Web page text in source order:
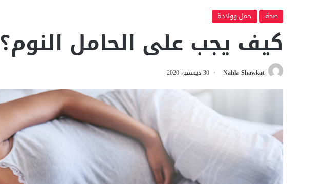
صحة
حمل وولادة
كيف يجب على الحامل النوم؟
Nahla Shawkat 30 ديسمبر، 2020